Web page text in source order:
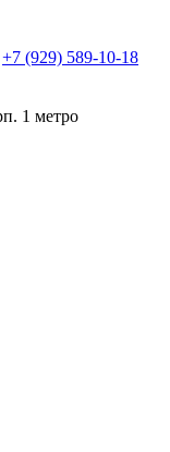
+7 (929) 589-10-18
1 метро